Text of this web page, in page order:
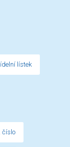
lístek
číslo